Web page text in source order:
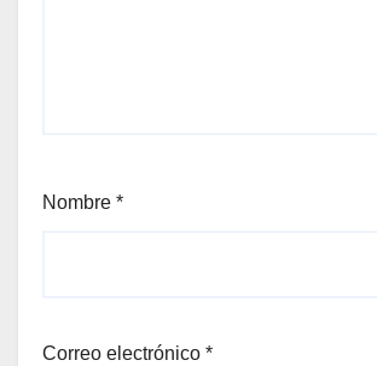
Nombre *
Correo electrónico *